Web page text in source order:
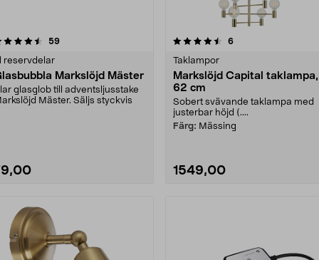
59recensioner
reservdelar
Markslöjd Mäster
glasglob till adventsljusstake
Mäster. Säljs styckvis
4.5 av 5 stjärnor 6recensioner
Taklampor
Markslöjd Capital taklampa,
62 cm
Sobert svävande taklampa med
justerbar höjd (....
Färg: Mässing
1549,00
1.0 av 5 stjärnor